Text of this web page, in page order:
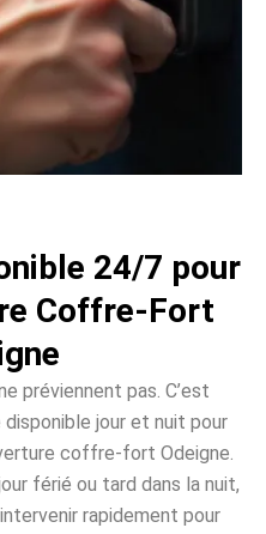
24/7 pour
Coffre-Fort
préviennent pas. C’est
jour et nuit pour
coffre-fort Odeigne.
férié ou tard dans la nuit,
rapidement pour